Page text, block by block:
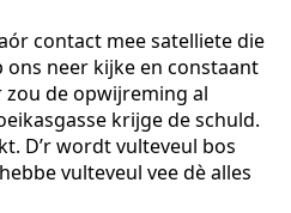
contact mee satelliete die
neer kijke en constaant
zou de opwijreming al
krijge de schuld.
D’r wordt vulteveul bos
vulteveul vee dè alles